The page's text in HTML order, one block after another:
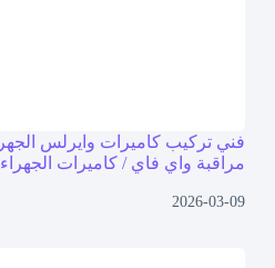
مراقبة واي فاي / كاميرات الجهراء
2026-03-09